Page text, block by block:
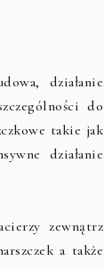
działanie
do
takie jak
działanie
zewnątrz
a także